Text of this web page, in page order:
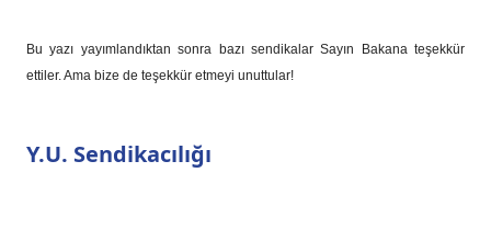
Y.U. Sendikacılığı
Bu yazı yayımlandıktan sonra bazı sendikalar Sayın Bakana teşekkür
ettiler. Ama bize de teşekkür etmeyi unuttular!